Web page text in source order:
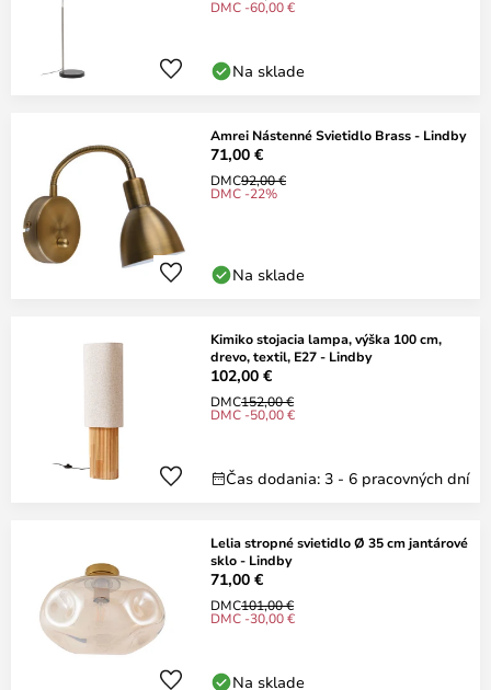
DMC -60,00 €
Na sklade
Amrei Nástenné Svietidlo Brass - Lindby
71,00 €
DMC92,00 €
DMC -22%
Na sklade
Kimiko stojacia lampa, výška 100 cm,
drevo, textil, E27 - Lindby
102,00 €
DMC152,00 €
DMC -50,00 €
Čas dodania: 3 - 6 pracovných dní
Lelia stropné svietidlo Ø 35 cm jantárové
sklo - Lindby
71,00 €
DMC101,00 €
DMC -30,00 €
Na sklade